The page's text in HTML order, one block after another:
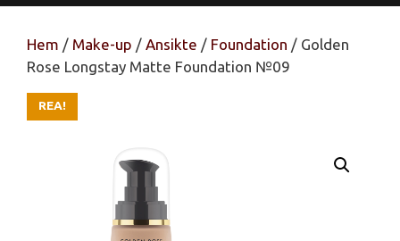
Hem / Make-up / Ansikte / Foundation / Golden
Rose Longstay Matte Foundation №09
REA!